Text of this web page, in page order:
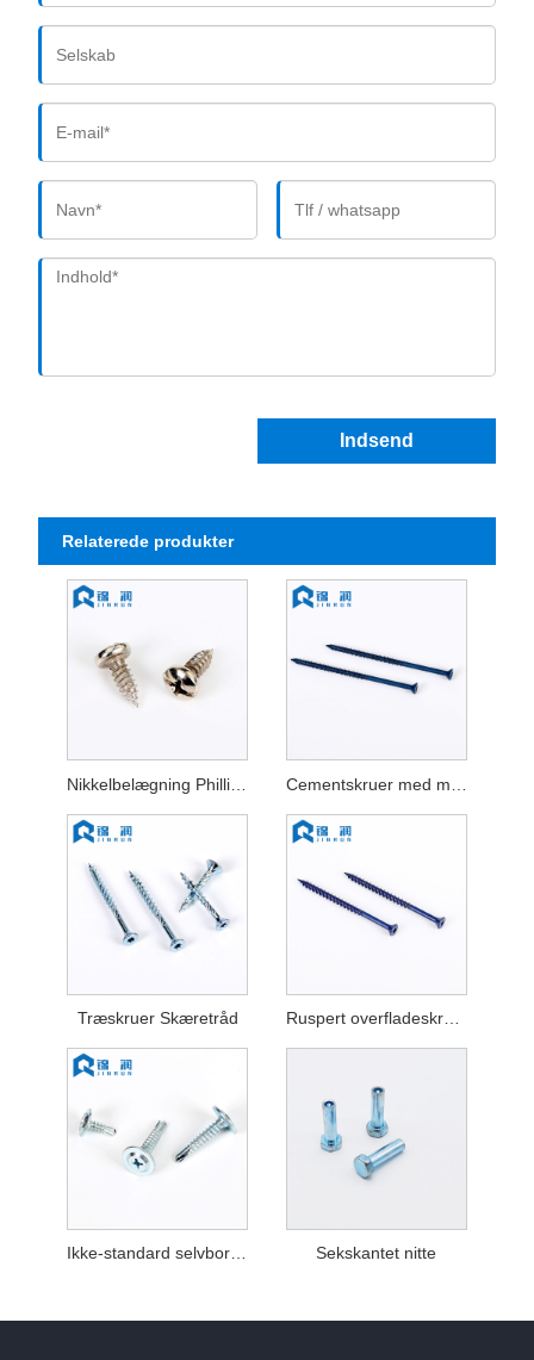
Indsend
Relaterede produkter
Nikkelbelægning Phillips selvskærende skrue
Træskruer Skæretråd Ruspert overfladeskruer i forskellige farver
Ikke-standard selvborende skruer Sekskantet nitte